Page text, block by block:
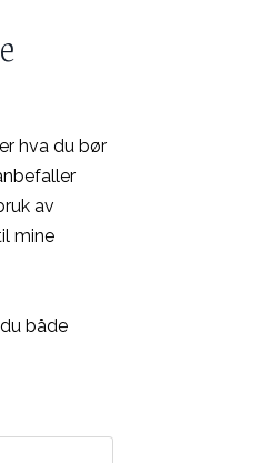
hva du bør
av
mine
både